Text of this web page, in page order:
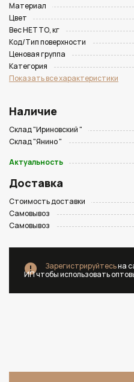
Материал
Цвет
Вес НЕТТО, кг
Код/Тип поверхности
Ценовая группа
Категория
Показать все характеристики
Наличие
Склад "Ириновский "
Склад "Янино "
Актуальность
Доставка
Стоимость доставки
Самовывоз
Самовывоз
Зарегистрируйтесьна
ИП чтобы использовать